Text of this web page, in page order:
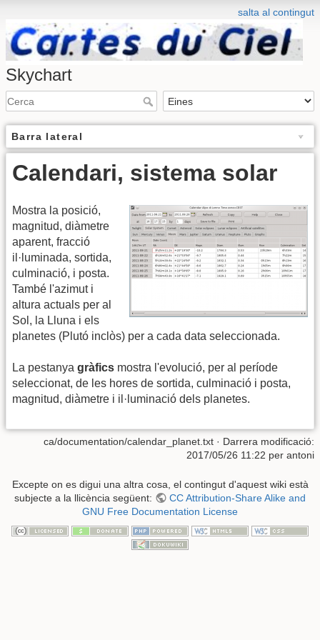
salta al contingut
Skychart
Barra lateral
Calendari, sistema solar
Mostra la posició,
magnitud, diàmetre
aparent, fracció
il·luminada, sortida,
culminació, i posta.
També l'azimut i
altura actuals per al
Sol, la Lluna i els
planetes (Plutó inclòs) per a cada data seleccionada.
La pestanya gràfics mostra l'evolució, per al període
seleccionat, de les hores de sortida, culminació i posta,
magnitud, diàmetre i il·luminació dels planetes.
ca/documentation/calendar_planet.txt · Darrera modificació:
2017/05/26 11:22 per antoni
Excepte on es digui una altra cosa, el contingut d'aquest wiki està
subjecte a la llicència següent:
CC Attribution-Share Alike and
GNU Free Documentation License